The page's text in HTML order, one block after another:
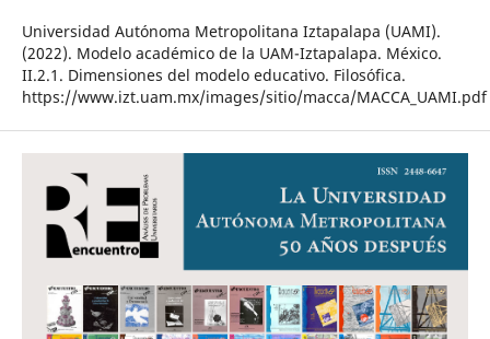
Universidad Autónoma Metropolitana Iztapalapa (UAMI).
(2022). Modelo académico de la UAM-Iztapalapa. México.
II.2.1. Dimensiones del modelo educativo. Filosófica.
https://www.izt.uam.mx/images/sitio/macca/MACCA_UAMI.pdf